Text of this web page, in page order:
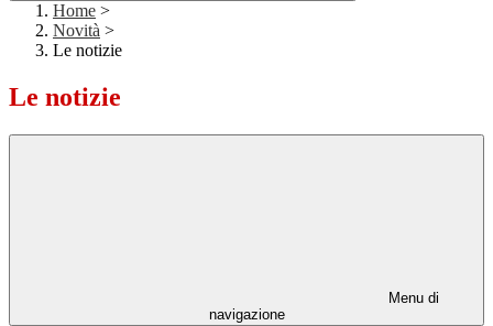
Home >
Novità >
Le notizie
Le notizie
Menu di
navigazione